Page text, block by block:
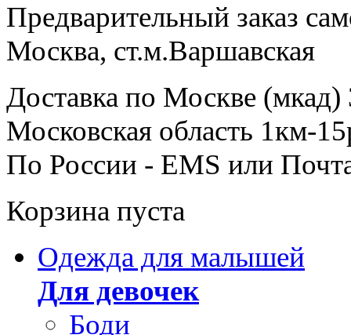
Предварительный заказ
Москва, ст.м.Варшавская
Доставка по Москве (мкад)
Московская область 1км-
По России - EMS или
Корзина пуста
Одежда для малышей
Для девочек
Боди